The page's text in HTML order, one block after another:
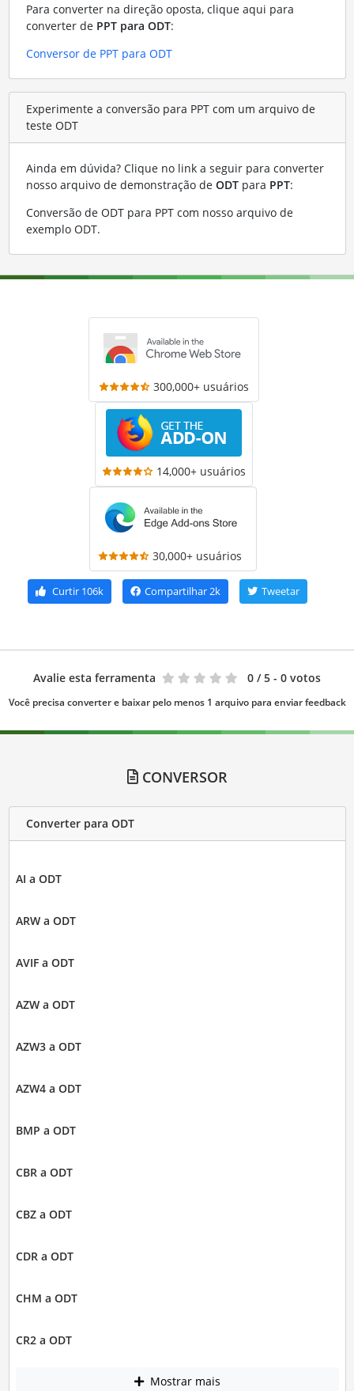
Para converter na direção oposta, clique aqui para
converter de PPT para ODT:
Conversor de PPT para ODT
Experimente a conversão para PPT com um arquivo de
teste ODT
Ainda em dúvida? Clique no link a seguir para converter
nosso arquivo de demonstração de ODTpara PPT:
Conversão de ODT para PPT com nosso arquivo de
exemplo ODT.
300,000+ usuários
14,000+ usuários
30,000+ usuários
Curtir 106k Compartilhar 2k Tweetar
Avalie esta ferramenta 0 / 5 - 0 votos
Você precisa converter e baixar pelo menos 1 arquivo para enviar feedback
CONVERSOR
Converter para ODT
AI a ODT
ARW a ODT
AVIF a ODT
AZW a ODT
AZW3 a ODT
AZW4 a ODT
BMP a ODT
CBR a ODT
CBZ a ODT
CDR a ODT
CHM a ODT
CR2 a ODT
Mostrar mais